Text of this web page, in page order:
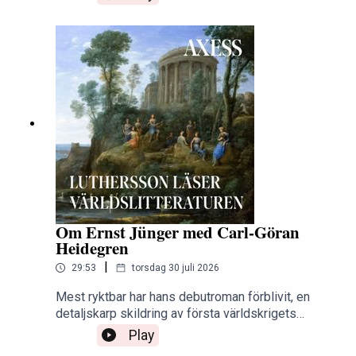
metaforiska.Axess essä – inlästa essäer och
krönikor från Axess magasin. Inläsare: Thomas
Lunderquist.
Om Ernst Jünger med Carl-Göran
Heidegren
29:53 torsdag 30 juli 2026
Mest ryktbar har hans debutroman förblivit, en
detaljskarp skildring av första världskrigets
skyttegravsstrider och materialslag, I stålstormen
(1920). Under andra världskriget tillhörde Jünger
Play